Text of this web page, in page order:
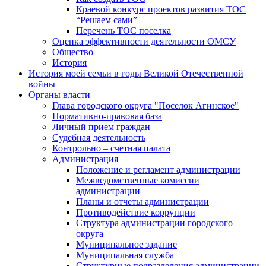
Краевой конкурс проектов развития ТОС
“Решаем сами”
Перечень ТОС поселка
Оценка эффективности деятельности ОМСУ
Общество
История
История моей семьи в годы Великой Отечественной
войны
Органы власти
Глава городского округа "Поселок Агинское"
Нормативно-правовая база
Личный прием граждан
Судебная деятельность
Контрольно – счетная палата
Администрация
Положение и регламент администрации
Межведомственные комиссии
администрации
Планы и отчеты администрации
Противодействие коррупции
Структура администрации городского
округа
Муниципальное задание
Муниципальная служба